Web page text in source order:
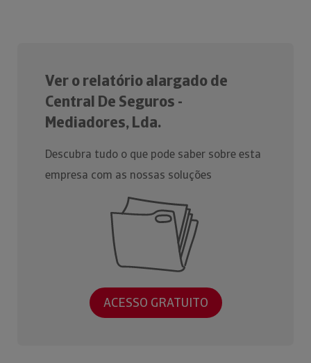
Ver o relatório alargado de
Central De Seguros -
Mediadores, Lda.
Descubra tudo o que pode saber sobre esta
empresa com as nossas soluções
ACESSO GRATUITO